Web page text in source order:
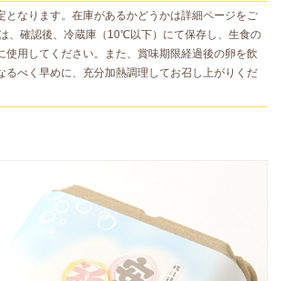
なります。在庫があるかどうかは詳細ページをご
、確認後、冷蔵庫（10℃以下）にて保存し、生食の
使用してください。また、賞味期限経過後の卵を飲
るべく早めに、充分加熱調理してお召し上がりくだ